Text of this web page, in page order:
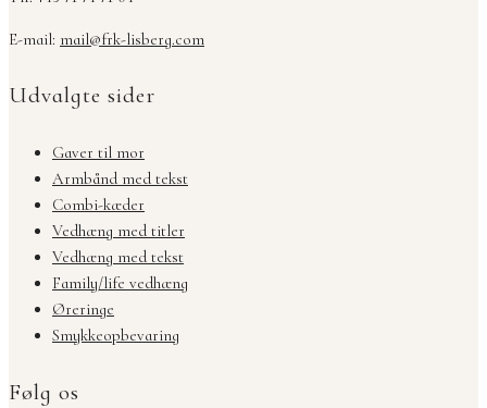
E-mail: mail@frk-lisberg.com
Udvalgte sider
Gaver til mor
Armbånd med tekst
Combi-kæder
Vedhæng med titler
Vedhæng med tekst
Family/life vedhæng
Øreringe
Smykkeopbevaring
Følg os